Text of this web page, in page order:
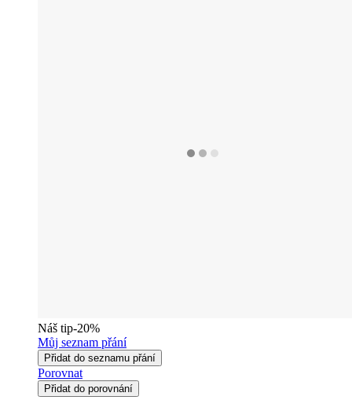
Náš tip-20%
Můj seznam přání
Přidat do seznamu přání
Porovnat
Přidat do porovnání